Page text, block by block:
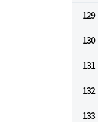
129
130
131
132
133